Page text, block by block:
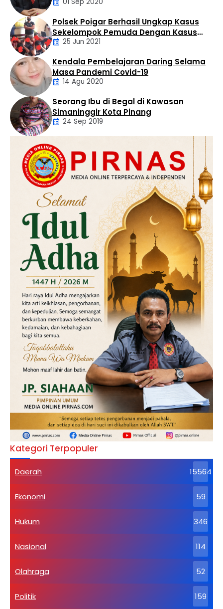
Artikel
01 Sep 2020
Daerah
Polsek Poigar Berhasil Ungkap Kasus
Sekelompok Pemuda Dengan Kasus
Pencabulan
25 Jun 2021
Artikel
Kendala Pembelajaran Daring Selama
Masa Pandemi Covid-19
14 Agu 2020
Daerah
Hukum
Kriminal
Labusel
Seorang Ibu di Begal di Kawasan
Simaninggir Kota Pinang
24 Sep 2019
Kategori Terpopuler
Daerah 15564
Ekonomi 59
Hukum 346
Nasional 114
Olahraga 52
Politik 159